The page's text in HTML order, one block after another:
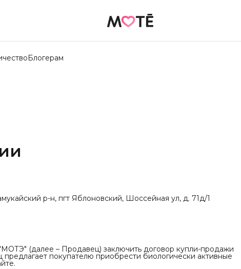
Блогерам
р-н, пгт Яблоновский, Шоссейная ул, д. 71д/1
(далее – Продавец) заключить договор купли-продажи
покупателю приобрести биологически активные